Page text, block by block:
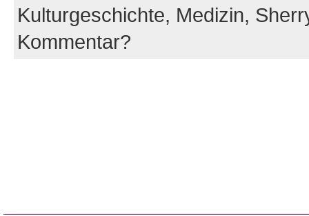
Kulturgeschichte, Medizin,
Kommentar?